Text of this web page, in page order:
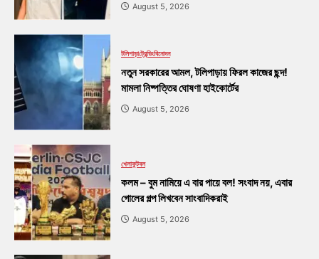
August 5, 2026
টলিপাড়াট্রেন্ডিংবিনোদন
নতুন সরকারের আমল, টলিপাড়ায় ফিরল কাজের ছন্দ!
মামলা নিষ্পত্তির ঘোষণা হাইকোর্টের
August 5, 2026
খেলাফুটবল
কলম – বুম নামিয়ে এ বার পায়ে বল! সংবাদ নয়, এবার
গোলের গল্প লিখবেন সাংবাদিকরাই
August 5, 2026